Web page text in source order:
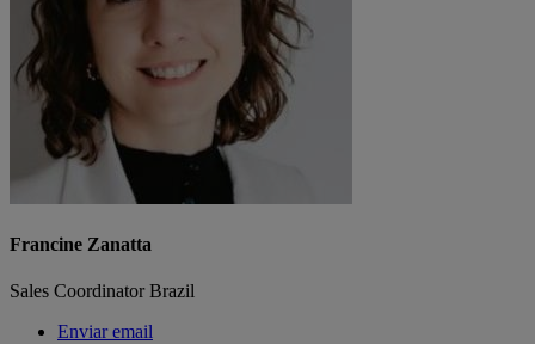
Francine Zanatta
Sales Coordinator Brazil
Enviar email